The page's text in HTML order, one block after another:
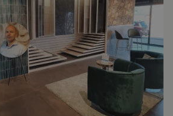
Directeur
010 202 15 15
(Capelle aan den IJssel)